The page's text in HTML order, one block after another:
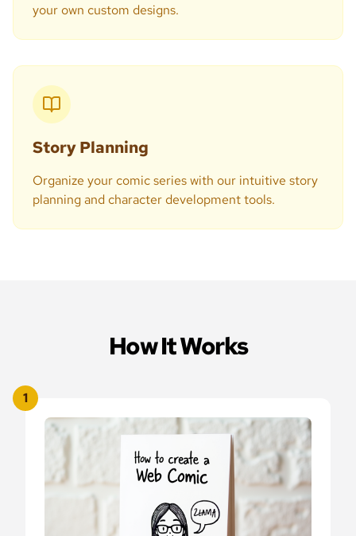
your own custom designs.
Story Planning
Organize your comic series with our intuitive story
planning and character development tools.
How It Works
1